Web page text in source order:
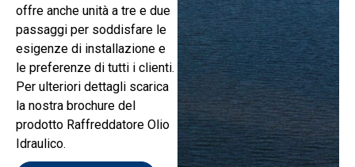
offre anche unità a tre e due
passaggi per soddisfare le
esigenze di installazione e
le preferenze di tutti i clienti.
Per ulteriori dettagli scarica
la nostra brochure del
prodotto Raffreddatore Olio
Idraulico.